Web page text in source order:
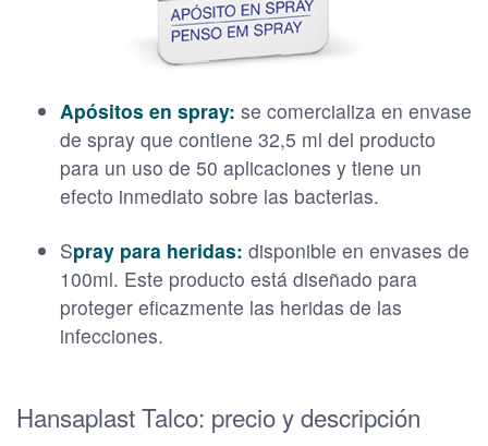
Apósitos en spray: se comercializa en envase
de spray que contiene 32,5 ml del producto
para un uso de 50 aplicaciones y tiene un
efecto inmediato sobre las bacterias.
Spray para heridas: disponible en envases de
100ml. Este producto está diseñado para
proteger eficazmente las heridas de las
infecciones.
Hansaplast Talco: precio y descripción